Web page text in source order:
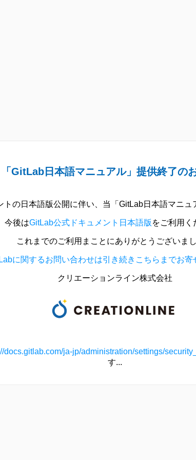
「GitLab日本語マニュアル」提供終了の
の日本語版公開に伴い、当「GitLab日本語マニュ
今後はGitLab公式ドキュメント日本語版 をご利用く
これまでのご利用まことにありがとうございまし
に関するお問い合わせは引き続きこちらまでお寄
クリエーションライン株式会社
docs.gitlab.com/ja-jp/administration/settings/
す...